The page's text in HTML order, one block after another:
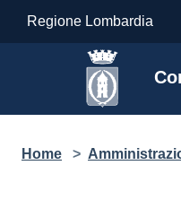
Salta al contenuto principale
Regione Lombardia
Home >